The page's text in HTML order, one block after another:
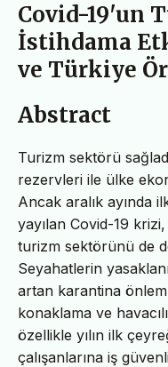
Covid-19'un
İstihdama
ve Türkiye
Abstract
Turizm sektörü
rezervleri ile ülke
Ancak aralık ayında
yayılan Covid-19
turizm sektörünü de
Seyahatlerin
artan karantina
konaklama ve
özellikle yılın ilk
çalışanlarına iş